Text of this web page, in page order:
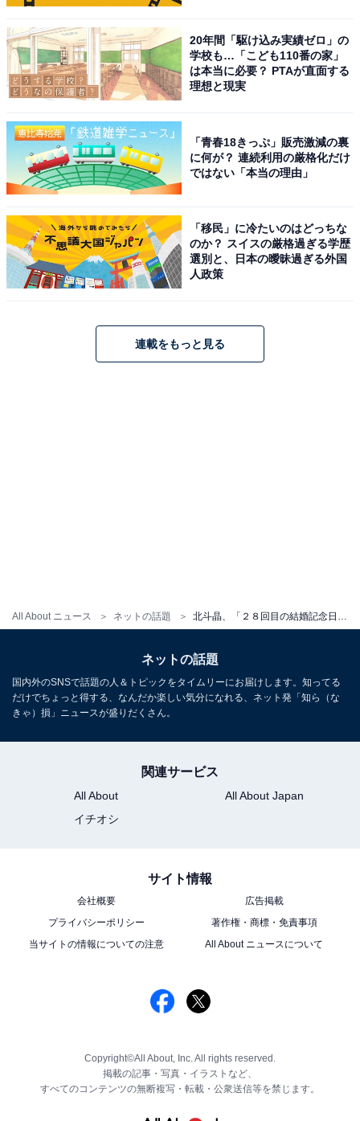
All About ニュース ネットの話題
20年間「駆け込み実績ゼロ」の
学校も…「こども110番の家」
は本当に必要？ PTAが直面する
理想と現実
「青春18きっぷ」販売激減の裏
に何が？ 連続利用の厳格化だけ
ではない「本当の理由」
「移民」に冷たいのはどっちな
のか？ スイスの厳格過ぎる学歴
選別と、日本の曖昧過ぎる外国
人政策
連載をもっと見る
ネットの話題
国内外のSNSで話題の人＆トピックをタイムリーにお届けします。知ってる
だけでちょっと得する、なんだか楽しい気分になれる、ネット発「知ら（な
きゃ）損」ニュースが盛りだくさん。
関連サービス
All About
All About Japan
イチオシ
サイト情報
会社概要
広告掲載
プライバシーポリシー
著作権・商標・免責事項
当サイトの情報についての注意
All About ニュースについて
Copyright©All About, Inc. All rights reserved.
掲載の記事・写真・イラストなど、
すべてのコンテンツの無断複写・転載・公衆送信等を禁じます。